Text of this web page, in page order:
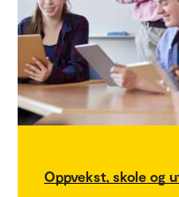
Oppvekst, skole og